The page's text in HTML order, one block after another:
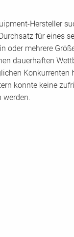
Hersteller
für eines
oder mehrere
dauerhaften
Konkurrenten
konnte keine
werden.